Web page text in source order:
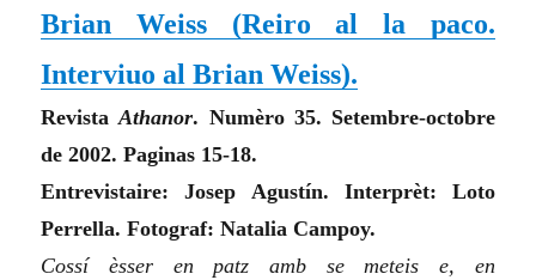
Brian Weiss (Reiro al la paco.
Interviuo al Brian Weiss).
RevistaAthanor. Numèro 35. Setembre-octobre
de 2002. Paginas 15-18.
Entrevistaire: Josep Agustín. Interprèt: Loto
Perrella. Fotograf: Natalia Campoy.
Cossí èsser en patz amb se meteis e, en